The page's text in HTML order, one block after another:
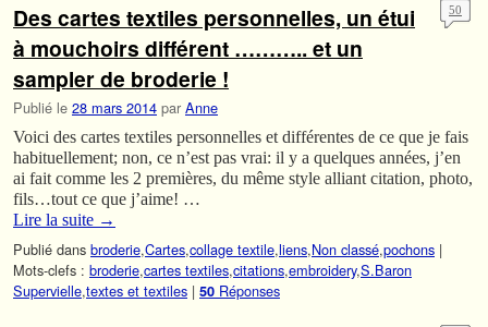
Des cartes textiles personnelles, un étui
à mouchoirs différent ……….. et un
sampler de broderie !
Publié le 28 mars 2014 par Anne
50
Voici des cartes textiles personnelles et différentes de ce que je fais
habituellement; non, ce n’est pas vrai: il y a quelques années, j’en
ai fait comme les 2 premières, du même style alliant citation, photo,
fils…tout ce que j’aime! …
Lire la suite →
Publié dans broderie,Cartes,collage textile,liens,Non classé,pochons |
Mots-clefs : broderie,cartes textiles,citations,embroidery,S.Baron
Supervielle,textes et textiles | 50 Réponses